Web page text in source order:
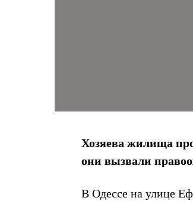
Хозяева жилища
они вызвали
В Одессе на улице